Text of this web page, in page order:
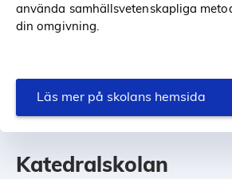
använda samhällsvetenskapliga
din omgivning.
Läs mer på skolans hemsida
Katedralskolan